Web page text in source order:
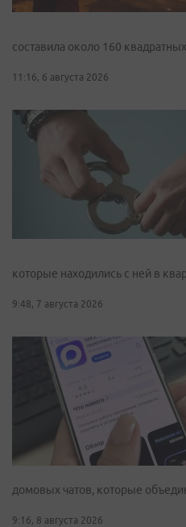
составила около 160
11:16, 6 августа 2026
которые находились с ней в
9:48, 7 августа 2026
домовых чатов, которые
9:16, 8 августа 2026